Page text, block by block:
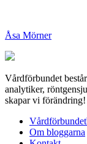
Åsa Mörner
Vårdförbundet
analytiker,
skapar vi förändring!
Om bloggarna